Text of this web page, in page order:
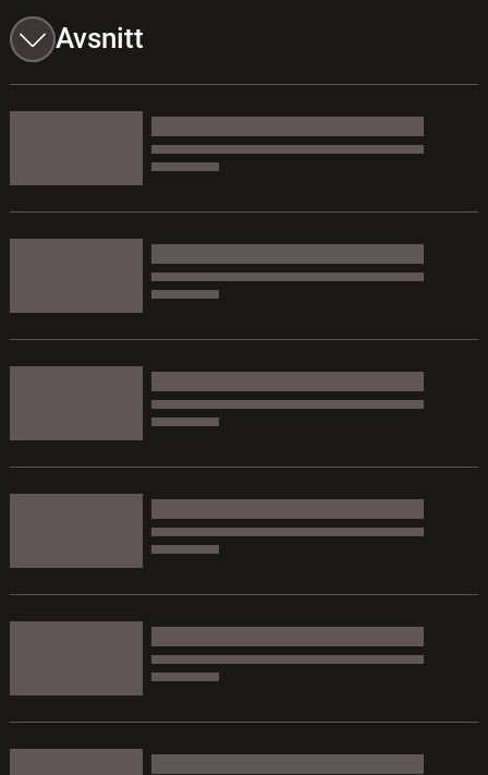
Avsnitt